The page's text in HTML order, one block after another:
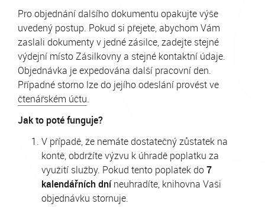
Pro objednání dalšího dokumentu opakujte výše
uvedený postup. Pokud si přejete, abychom Vám
zaslali dokumenty v jedné zásilce, zadejte stejné
výdejní místo Zásilkovny a stejné kontaktní údaje.
Objednávka je expedována další pracovní den.
Případné storno lze do jejího odeslání provést ve
čtenářském účtu.
Jak to poté funguje?
V případě, že nemáte dostatečný zůstatek na
kontě, obdržíte výzvu k úhradě poplatku za
využití služby. Pokud tento poplatek do7
kalendářních dníneuhradíte, knihovna Vaši
objednávku stornuje.